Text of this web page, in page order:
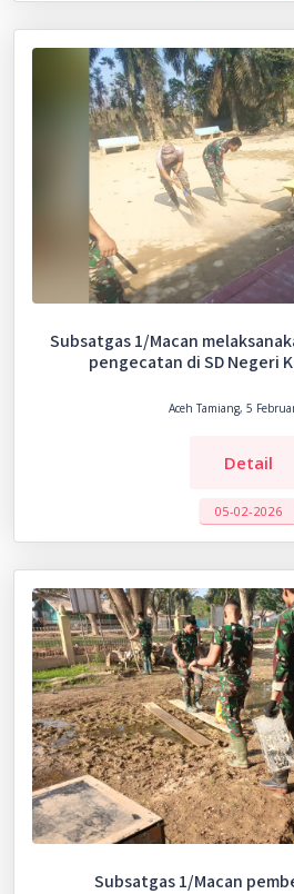
Subsatgas 1/Macan
pengecatan di SD Negeri
Aceh Tamiang, 5
Detail
05-02-2026
Subsatgas 1/Macan